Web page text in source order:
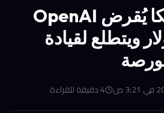
بنك أوف أمريكا يُقرض OpenAI
ويتطلع لقيادة
4دقيقة للقراءة